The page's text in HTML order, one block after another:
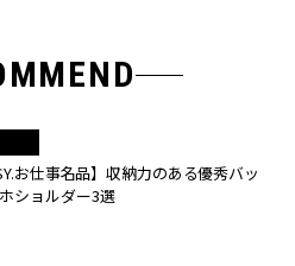
お仕事名品】収納力のある優秀バッ
ショルダー3選